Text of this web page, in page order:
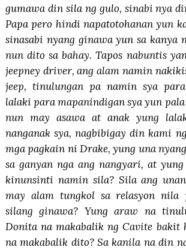
gumawa din sila ng gulo, sinabi nya
Papa pero hindi napatotohanan yun
sinasabi nyang ginawa yun sa kanya
nun dito sa bahay. Tapos nabuntis
jeepney driver, ang alam namin
jeep, tinulungan pa namin sya
lalaki para mapanindigan sya yun pala
nun may asawa at anak yung
nanganak sya, nagbibigay din kami
mga pagkain ni Drake, yung una
sa ganyan nga ang nangyari, at
kinunsinti namin sila? Sila ang
may alam tungkol sa relasyon nila
silang ginawa? Yung araw na
Donita na makabalik ng Cavite bakit
na makabalik dito? Sa kanila na din